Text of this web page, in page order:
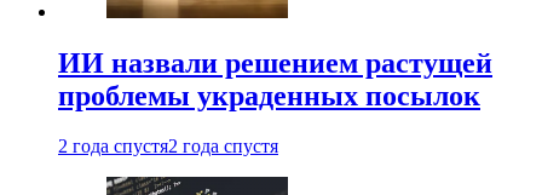
ИИ назвали решением растущей
проблемы украденных посылок
2 года спустя2 года спустя